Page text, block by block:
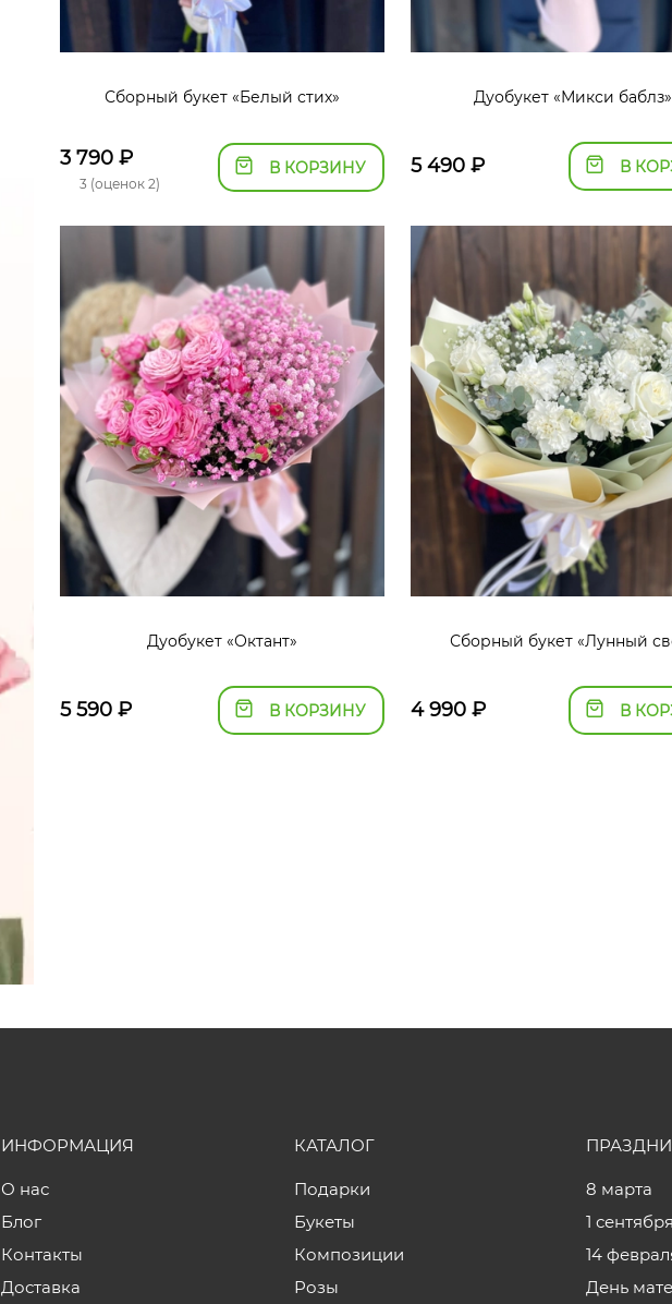
Сборный букет «Белый стих»
3 790 ₽
3 (оценок 2)
В КОРЗИНУ
Дуобукет «Микси баблз»
5 490₽ В
Дуобукет «Октант»
5 590 ₽ В КОРЗИНУ
Сборный букет «Лунный
4 990₽ В
ИНФОРМАЦИЯ
О нас
Блог
Контакты
Доставка
КАТАЛОГ
Подарки
Букеты
Композиции
Розы
8 марта
1 сентября
14
День